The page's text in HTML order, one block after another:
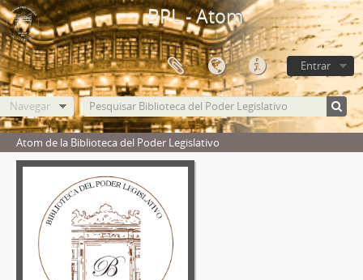
BPL - Atom
Entrar
Navegar
Atom de la Biblioteca del Poder Legislativo